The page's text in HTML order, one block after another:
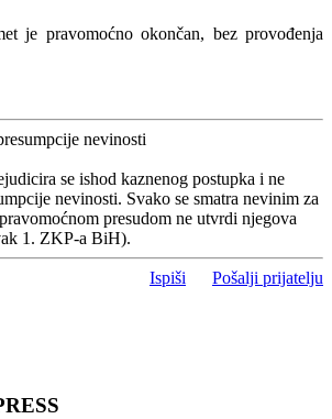
je pravomoćno okončan, bez provođenja
nevinosti
se ishod kaznenog postupka i ne
nevinosti. Svako se smatra nevinim za
presudom ne utvrdi njegova
1. ZKP-a BiH).
Ispiši Pošalji prijatelju